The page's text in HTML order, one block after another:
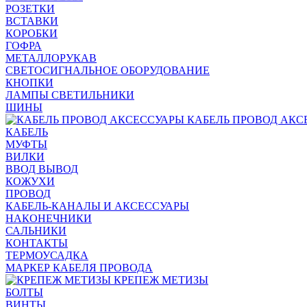
РОЗЕТКИ
ВСТАВКИ
КОРОБКИ
ГОФРА
МЕТАЛЛОРУКАВ
СВЕТОСИГНАЛЬНОЕ ОБОРУДОВАНИЕ
КНОПКИ
ЛАМПЫ СВЕТИЛЬНИКИ
ШИНЫ
КАБЕЛЬ ПРОВОД
КАБЕЛЬ
МУФТЫ
ВИЛКИ
ВВОД ВЫВОД
КОЖУХИ
ПРОВОД
КАБЕЛЬ-КАНАЛЫ И АКСЕССУАРЫ
НАКОНЕЧНИКИ
САЛЬНИКИ
КОНТАКТЫ
ТЕРМОУСАДКА
МАРКЕР КАБЕЛЯ ПРОВОДА
КРЕПЕЖ МЕТИЗЫ
БОЛТЫ
ВИНТЫ